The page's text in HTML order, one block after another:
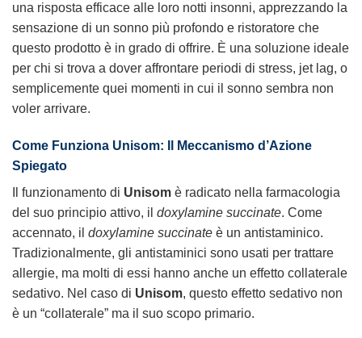
una risposta efficace alle loro notti insonni, apprezzando la
sensazione di un sonno più profondo e ristoratore che
questo prodotto è in grado di offrire. È una soluzione ideale
per chi si trova a dover affrontare periodi di stress, jet lag, o
semplicemente quei momenti in cui il sonno sembra non
voler arrivare.
Come Funziona Unisom: Il Meccanismo d’Azione
Spiegato
Il funzionamento di Unisom è radicato nella farmacologia
del suo principio attivo, il doxylamine succinate. Come
accennato, il doxylamine succinate è un antistaminico.
Tradizionalmente, gli antistaminici sono usati per trattare
allergie, ma molti di essi hanno anche un effetto collaterale
sedativo. Nel caso di Unisom, questo effetto sedativo non
è un “collaterale” ma il suo scopo primario.